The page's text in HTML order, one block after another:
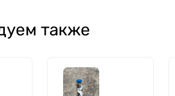
также